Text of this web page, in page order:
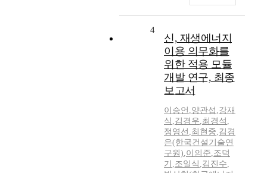
4
신, 재생에너지
이용 의무화를
위한 적용 모듈
개발 연구, 최종
보고서
이승언 ,양관섭 ,강재
식 ,김경우,최경석 ,
정영선 ,최현중,김경
은(한국건설기술연
구원),이의준,조덕
기 ,조일식 ,김진수,